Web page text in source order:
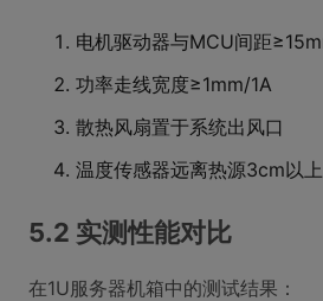
电机驱动器与MCU间距
功率走线宽度≥1mm/1A
散热风扇置于系统出风口
温度传感器远离热源3cm以上
5.2 实测性能对比
在1U服务器机箱中的测试结果：